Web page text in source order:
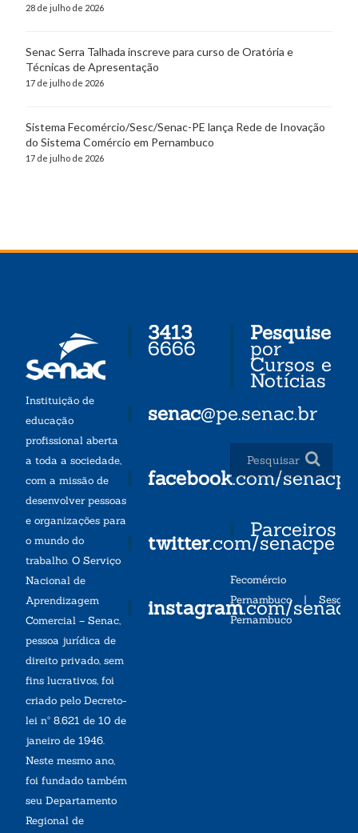
28 de julho de 2026
Senac Serra Talhada inscreve para curso de Oratória e
Técnicas de Apresentação
17 de julho de 2026
Sistema Fecomércio/Sesc/Senac-PE lança Rede de Inovação
do Sistema Comércio em Pernambuco
17 de julho de 2026
Instituição de
educação
profissional aberta
a toda a sociedade,
com a missão de
desenvolver pessoas
e organizações para
o mundo do
trabalho. O Serviço
Nacional de
Aprendizagem
Comercial – Senac,
pessoa jurídica de
direito privado, sem
fins lucrativos, foi
criado pelo Decreto-
lei nº 8.621 de 10 de
janeiro de 1946.
Neste mesmo ano,
foi fundado também
seu Departamento
Regional de
3413
6666
senac@pe.senac.br
facebook.com/senacpe
twitter.com/senacpe
instagram.com/
Pesquise
por
Cursos e
Notícias
Parceiros
Fecomércio
Pernambuco| Sesc
Pernambuco